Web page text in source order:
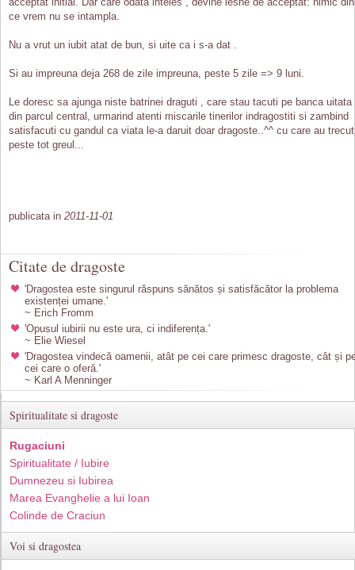
ce vrem nu se intampla.
Nu a vrut un iubit atat de bun, si uite ca i s-a dat .
Si au impreuna deja 268 de zile impreuna, peste 5 zile => 9 luni.
Le doresc sa ajunga niste batrinei draguti , care stau tacuti pe banca uitata
din parcul central, urmarind atenti miscarile tinerilor indragostiti si zambind
satisfacuti cu gandul ca viata le-a daruit doar dragoste..^^ cu care au trecut
peste tot greul...
publicata in 2011-11-01
Citate de dragoste
'Dragostea este singurul răspuns sănătos și satisfăcător la problema
existenței umane.'
~ Erich Fromm
'Opusul iubirii nu este ura, ci indiferența.'
~ Elie Wiesel
'Dragostea vindecă oamenii, atât pe cei care primesc dragoste, cât și
cei care o oferă.'
~ Karl A Menninger
Spiritualitate si dragoste
Rugaciuni
Spiritualitate / Iubire
Dumnezeu si Iubirea
Marea Evanghelie a lui Ioan
Colinde de Craciun
Voi si dragostea